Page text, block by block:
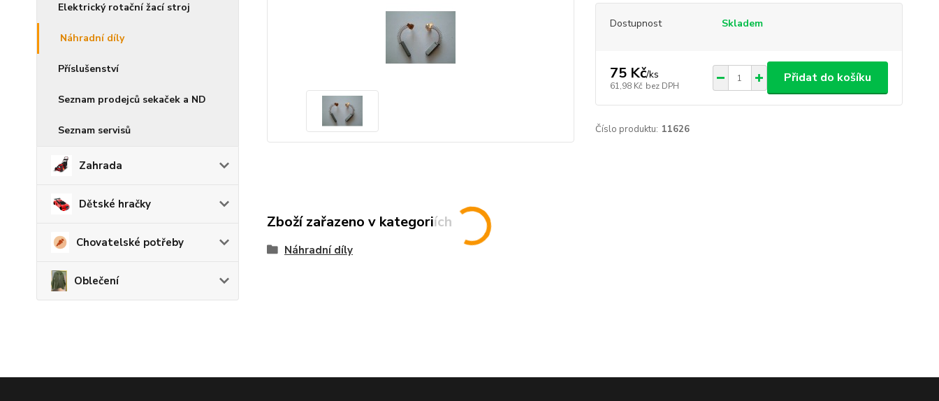
Elektrický rotační žací stroj
Náhradní díly
Příslušenství
Seznam prodejců sekaček a ND
Seznam servisů
Zahrada
Dětské hračky
Chovatelské potřeby
Oblečení
Dostupnost Skladem
75 Kč/ks
61,98 Kč bez DPH
Přidat do košíku
Číslo produktu: 11626
Zboží zařazeno v kategoriích
Náhradní díly